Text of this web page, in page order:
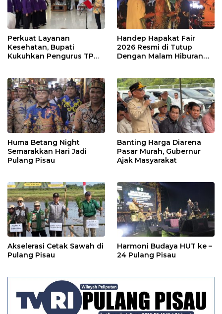
Perkuat Layanan
Kesehatan, Bupati
Kukuhkan Pengurus TP
Handep Hapakat Fair
2026 Resmi di Tutup
Dengan Malam Hiburan
Huma Betang Night
Semarakkan Hari Jadi
Pulang Pisau
Banting Harga Diarena
Pasar Murah, Gubernur
Ajak Masyarakat
Akselerasi Cetak Sawah di
Pulang Pisau
Harmoni Budaya HUT ke –
24 Pulang Pisau